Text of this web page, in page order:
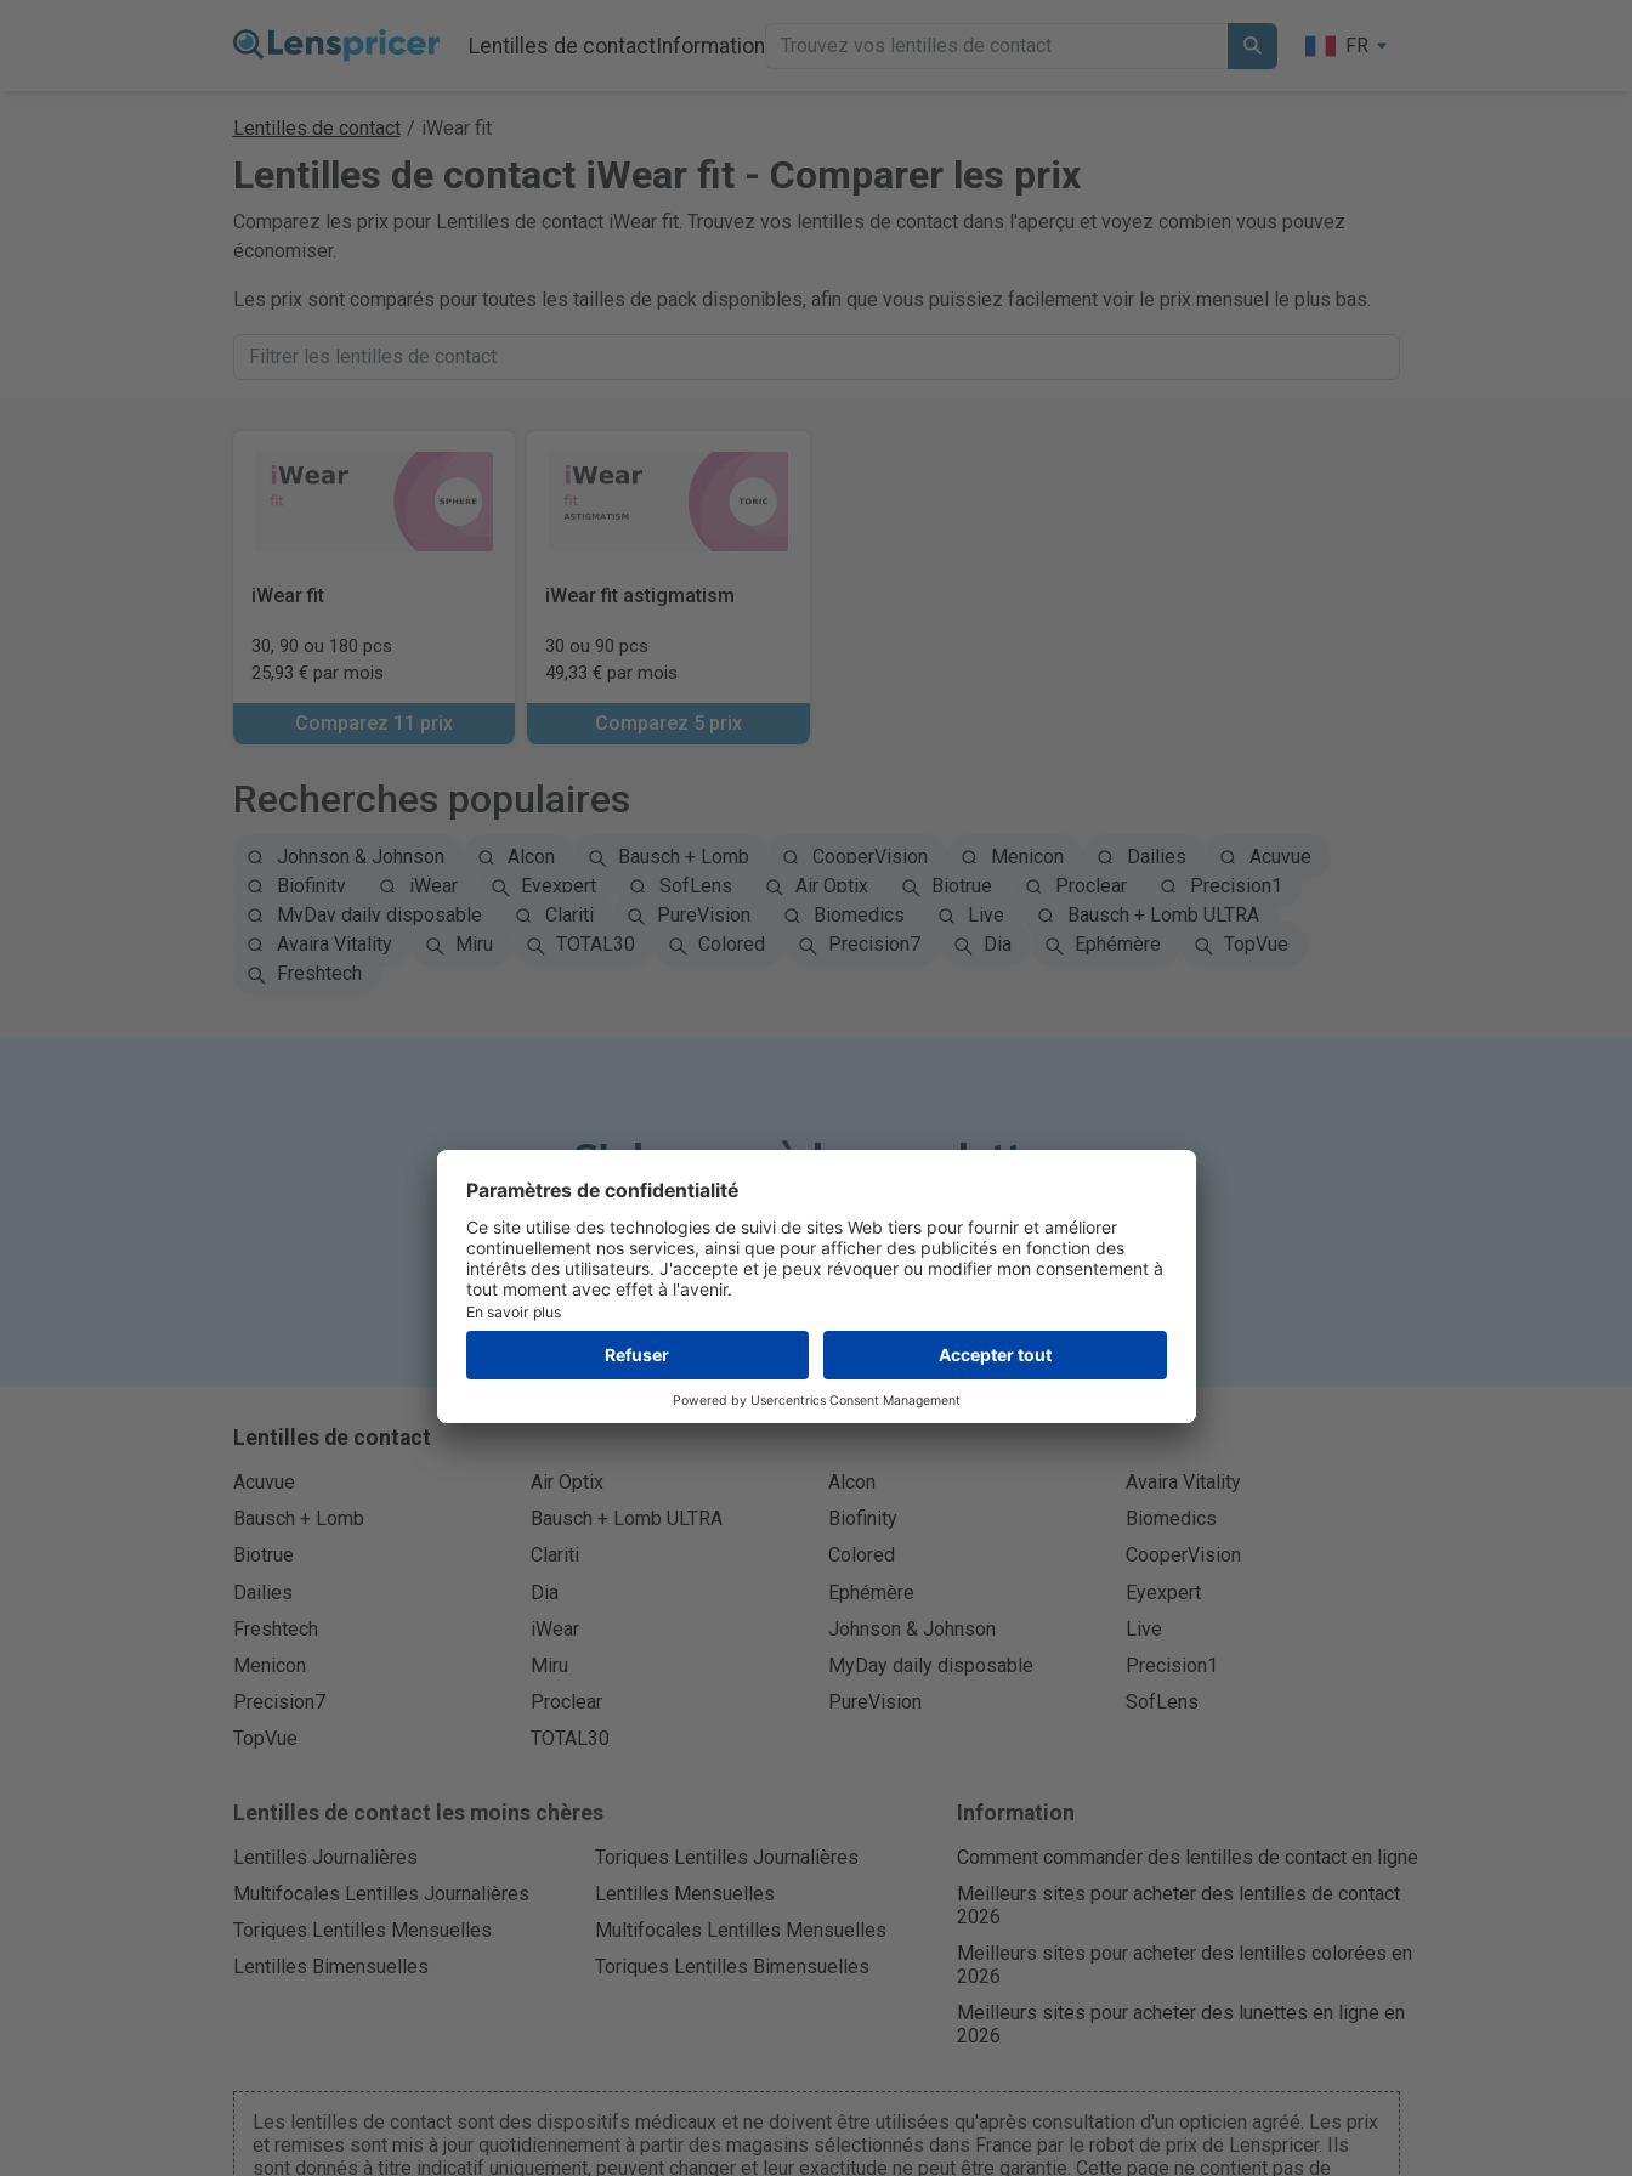
Lentilles de contactInformation FR
Lentilles de contact / iWear fit
Lentilles de contact iWear fit - Comparer les prix
Comparez les prix pour Lentilles de contact iWear fit. Trouvez vos lentilles de contact dans l'aperçu et voyez combien vous pouvez
économiser.
Les prix sont comparés pour toutes les tailles de pack disponibles, afin que vous puissiez facilement voir le prix mensuel le plus bas.
iWear fit
30, 90 ou 180 pcs
25,93 € par mois
Comparez 11 prix
iWear fit astigmatism
30 ou 90 pcs
49,33 € par mois
Comparez 5 prix
Recherches populaires
Johnson & Johnson Alcon Bausch + Lomb CooperVision Menicon Dailies
Acuvue
Biofinity
iWear Eyexpert SofLens Air Optix Biotrue Proclear
Precision1
MyDay daily disposable
Clariti PureVision Biomedics Live
Bausch + Lomb ULTRA
Avaira Vitality
Miru TOTAL30 Colored Precision7 Dia Ephémère
TopVue
Freshtech
S'abonner à la newsletter
S'abonner
Lentilles de contact
Acuvue Air Optix Alcon
Avaira Vitality
Bausch + Lomb
Bausch + Lomb ULTRA Biofinity
Biomedics
Biotrue
Clariti Colored
CooperVision
Dailies
Dia Ephémère
Eyexpert
Freshtech
iWear Johnson & Johnson
Live
Menicon
Miru MyDay daily disposable
Precision1
Precision7
Proclear PureVision
SofLens
TopVue
TOTAL30
Lentilles de contact les moins chères
Lentilles Journalières
Toriques Lentilles Journalières
Multifocales Lentilles Journalières
Lentilles Mensuelles
Toriques Lentilles Mensuelles
Multifocales Lentilles Mensuelles
Lentilles Bimensuelles
Toriques Lentilles Bimensuelles
Information
Comment commander des lentilles de contact en ligne
Meilleurs sites pour acheter des lentilles de contact
2026
Meilleurs sites pour acheter des lentilles colorées en
2026
Meilleurs sites pour acheter des lunettes en ligne en
2026
Les lentilles de contact sont des dispositifs médicaux et ne doivent être utilisées qu'après consultation d'un opticien agréé. Les prix
et remises sont mis à jour quotidiennement à partir des magasins sélectionnés dans France par le robot de prix de Lenspricer. Ils
sont donnés à titre indicatif uniquement, peuvent changer et leur exactitude ne peut être garantie. Cette page ne contient pas de